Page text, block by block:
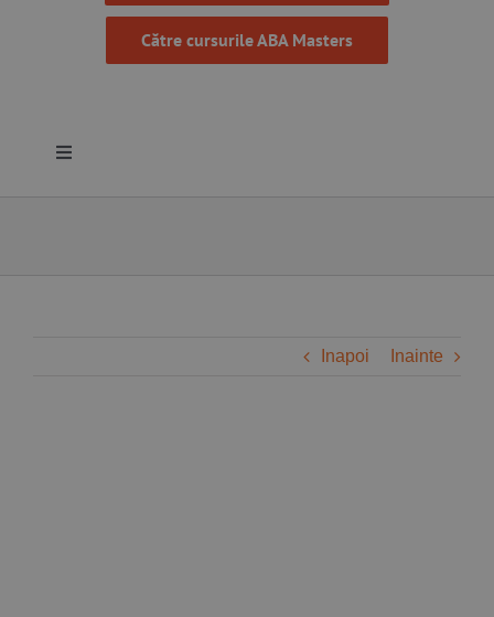
Către cursurile ABA Masters
Toggle
Inapoi Inainte